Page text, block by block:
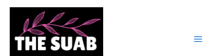
Skip
content
Post
navigation